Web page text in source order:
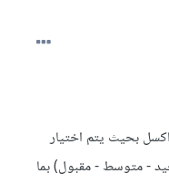
بحيث يتم اختيار
- متوسط - مقبول) بما